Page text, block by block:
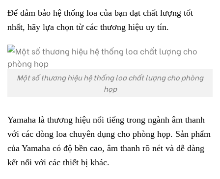
Để đảm bảo hệ thống loa của bạn đạt chất lượng tốt
nhất, hãy lựa chọn từ các thương hiệu uy tín.
Một số thương hiệu hệ thống loa chất lượng cho phòng
họp
Yamaha là thương hiệu nổi tiếng trong ngành âm thanh
với các dòng loa chuyên dụng cho phòng họp. Sản phẩm
của Yamaha có độ bền cao, âm thanh rõ nét và dễ dàng
kết nối với các thiết bị khác.